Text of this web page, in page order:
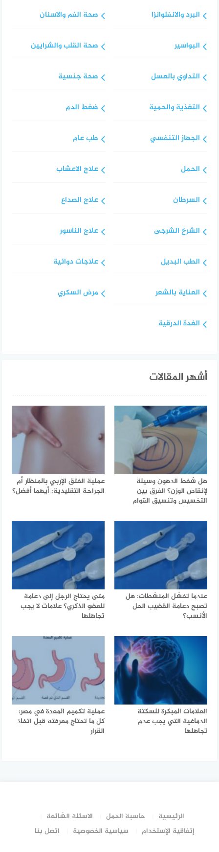
البرد والانفلوانزا
البواسير
التداوي بالعسل
التغذية والحمية
الجهاز التنفسي
الحمل
السرطان
الشرخ الشرجى
الطب البديل
العناية بالشعر
الغدة الدرقية
صحة الفم والاسنان
صحة القلب والشرايين
صحة جنسية
ضغط الدم
طب عام
علاج الاعشاب
علاج الصداع
علاج الناسور
علاجات دوائية
مرض السكري
أشهر المقالات
هل شفط الدهون وسيلة
لإنقاص الوزن؟ الفرق بين
التخسيس وتنسيق القوام
عملية الفتق الإربي بالمنظار أم
الجراحة التقليدية: أيهما أفضل؟
عندما تفشل المنشطات: هل
تصبح دعامة القضيب الحل
الأنسب؟
متى يحتاج الرجل إلى دعامة
للعضو الذكري؟ علامات لا يجب
تجاهلها
العلامات المبكرة للسكتة
الدماغية التي يجب عدم
تجاهلها
عملية تكميم المعدة في مصر:
كل ما تحتاج معرفته قبل اتخاذ
القرار
الرئيسية حاسبة الحمل
الاسئلة الشائعة
إتفاقية الإستخدام
سياسية الخصوصية اتصل بنا